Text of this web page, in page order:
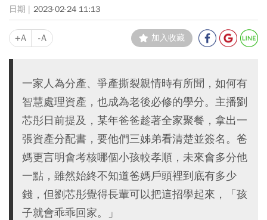
2023-02-24 11:13
+A -A 加入收藏
一家人為分產、爭產撕裂親情時有所聞，如何有
智慧處理資產，也成為老後必修的學分。主播劉
芯彤日前提及，某年爸爸趁著全家聚餐，拿出一
張資產分配書，要他們三姊弟看清楚並簽名。爸
媽更言明會考核哪個小孩較孝順，未來會多分他
一點，雖然始終不知道爸媽戶頭裡到底有多少
錢，但劉芯彤覺得長輩可以把這招學起來，「孩
子就會乖乖回家。」